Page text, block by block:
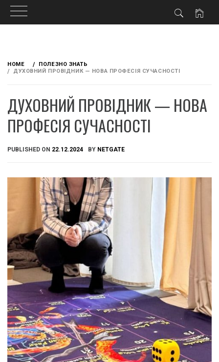
content
HOME
ПОЛЕЗНО ЗНАТЬ
ДУХОВНИЙ ПРОВІДНИК — НОВА ПРОФЕСІЯ СУЧАСНОСТІ
ДУХОВНИЙ ПРОВІДНИК — НОВА
ПРОФЕСІЯ СУЧАСНОСТІ
PUBLISHED ON 22.12.2024 BY NETGATE